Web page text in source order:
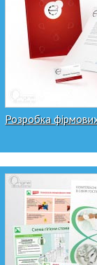
Розробка